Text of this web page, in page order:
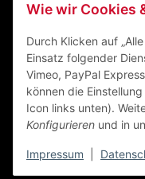
Wie wir Cookies
Durch Klicken auf
Einsatz folgender
Vimeo, PayPal
können die
Icon links unten).
Konfigurieren und in
Impressum
ZEGO
63741 Aschaffenburg
Mail:info@zego-tvz.de
Tel.:06021 59092-0